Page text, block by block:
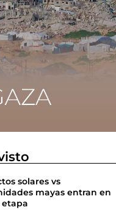
solares vs
mayas entran en